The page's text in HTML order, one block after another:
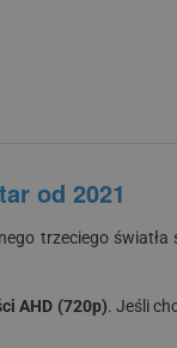
od 2021
trzeciego
AHD (720p). Jeśli